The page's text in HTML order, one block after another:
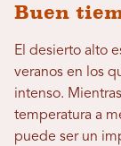
Buen
El desierto alto
veranos en los
intenso.
temperatura a
puede ser un